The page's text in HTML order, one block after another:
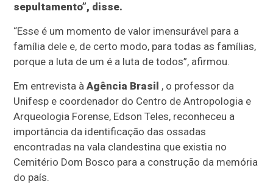
sepultamento”, disse.
“Esse é um momento de valor imensurável para a
família dele e, de certo modo, para todas as famílias,
porque a luta de um é a luta de todos”, afirmou.
Em entrevista àAgência Brasil , o professor da
Unifesp e coordenador do Centro de Antropologia e
Arqueologia Forense, Edson Teles, reconheceu a
importância da identificação das ossadas
encontradas na vala clandestina que existia no
Cemitério Dom Bosco para a construção da memória
do país.